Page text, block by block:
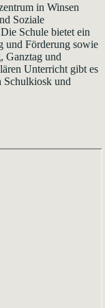
in Winsen
Soziale
Schule bietet ein
und Förderung sowie
Ganztag und
Unterricht gibt es
Schulkiosk und